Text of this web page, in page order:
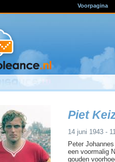
Voorpagina
Piet
14 juni 1943 -
Peter
een voormalig
gouden